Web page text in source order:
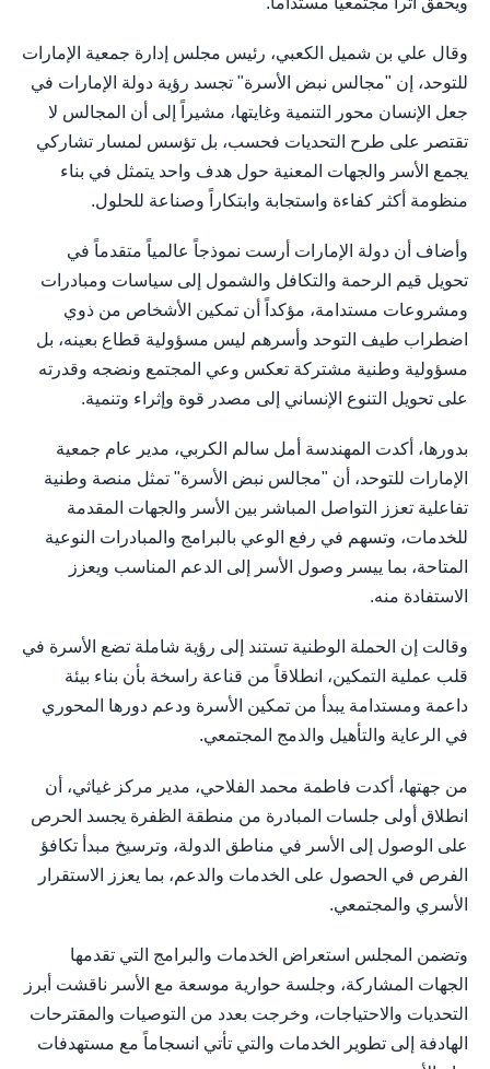
وقال علي بن شميل الكعبي، رئيس مجلس إدارة جمعية الإمارات
للتوحد، إن "مجالس نبض الأسرة" تجسد رؤية دولة الإمارات في
جعل الإنسان محور التنمية وغايتها، مشيراً إلى أن المجالس لا
تقتصر على طرح التحديات فحسب، بل تؤسس لمسار تشاركي
يجمع الأسر والجهات المعنية حول هدف واحد يتمثل في بناء
منظومة أكثر كفاءة واستجابة وابتكاراً وصناعة للحلول.
وأضاف أن دولة الإمارات أرست نموذجاً عالمياً متقدماً في
تحويل قيم الرحمة والتكافل والشمول إلى سياسات ومبادرات
ومشروعات مستدامة، مؤكداً أن تمكين الأشخاص من ذوي
اضطراب طيف التوحد وأسرهم ليس مسؤولية قطاع بعينه، بل
مسؤولية وطنية مشتركة تعكس وعي المجتمع ونضجه وقدرته
على تحويل التنوع الإنساني إلى مصدر قوة وإثراء وتنمية.
بدورها، أكدت المهندسة أمل سالم الكربي، مدير عام جمعية
الإمارات للتوحد، أن "مجالس نبض الأسرة" تمثل منصة وطنية
تفاعلية تعزز التواصل المباشر بين الأسر والجهات المقدمة
للخدمات، وتسهم في رفع الوعي بالبرامج والمبادرات النوعية
المتاحة، بما ييسر وصول الأسر إلى الدعم المناسب ويعزز
الاستفادة منه.
وقالت إن الحملة الوطنية تستند إلى رؤية شاملة تضع الأسرة في
قلب عملية التمكين، انطلاقاً من قناعة راسخة بأن بناء بيئة
داعمة ومستدامة يبدأ من تمكين الأسرة ودعم دورها المحوري
في الرعاية والتأهيل والدمج المجتمعي.
من جهتها، أكدت فاطمة محمد الفلاحي، مدير مركز غياثي، أن
انطلاق أولى جلسات المبادرة من منطقة الظفرة يجسد الحرص
على الوصول إلى الأسر في مناطق الدولة، وترسيخ مبدأ تكافؤ
الفرص في الحصول على الخدمات والدعم، بما يعزز الاستقرار
الأسري والمجتمعي.
وتضمن المجلس استعراض الخدمات والبرامج التي تقدمها
الجهات المشاركة، وجلسة حوارية موسعة مع الأسر ناقشت أبرز
التحديات والاحتياجات، وخرجت بعدد من التوصيات والمقترحات
الهادفة إلى تطوير الخدمات والتي تأتي انسجاماً مع مستهدفات